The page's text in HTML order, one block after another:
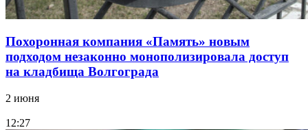
Похоронная компания «Память» новым
подходом незаконно монополизировала доступ
на кладбища Волгограда
2 июня
12:27